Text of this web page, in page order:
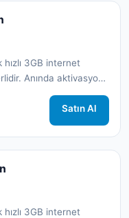
3GB internet
Anında aktivasyon
Satın Al
3GB internet